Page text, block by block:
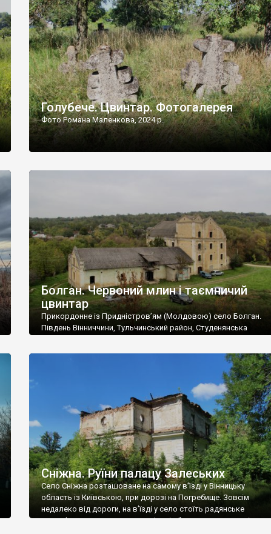
[…]
Голубече. Цвинтар. Фотогалерея
Фото Романа Маленкова, 2024 р.
Болган. Червоний млин і таємничий
цвинтар
Прикордонне із Придністров’ям (Молдовою) село Болган.
Південь Вінниччини, Тульчинський район, Студенянська
старовинний цвинтар із кам’яними хрестами. Всі епітафії, які
збереглися, написані кирилицею, церковнослов’янською
мовою. За всіма традиційними ознаками – цвинтар
український. Хрести датуються 19 століттям. У 1924-1940
роках Болган […]
Сніжна. Руїни палацу Залеських
Село Сніжна розташоване на самому в’їзді у Вінницьку
область із Київською, при дорозі на Погребище. Зовсім
недалеко від дороги, на в’їзді у село стоїть радянське
рельєфне пано, яке показує жінку і яблуню, а трохи далі,